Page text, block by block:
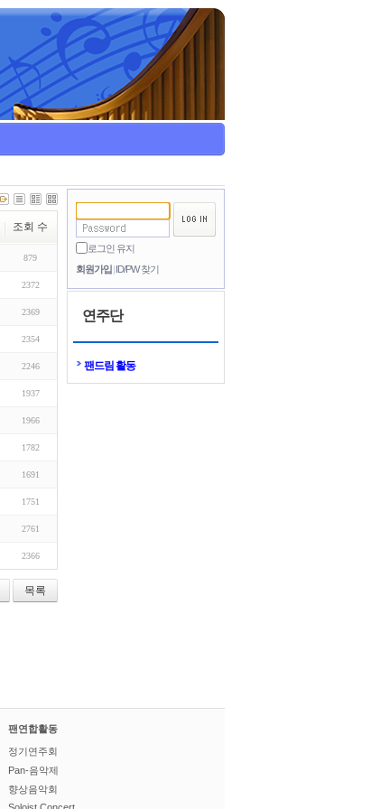
로그인 유지
회원가입 ID/PW 찾기
연주단
팬드림 활동
조회 수
879
2372
2369
2354
2246
1937
1966
1782
1691
1751
2761
2366
목록
팬연합활동
정기연주회
Pan-음악제
향상음악회